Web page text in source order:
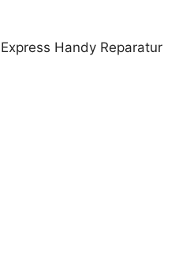
Handy Reparatur